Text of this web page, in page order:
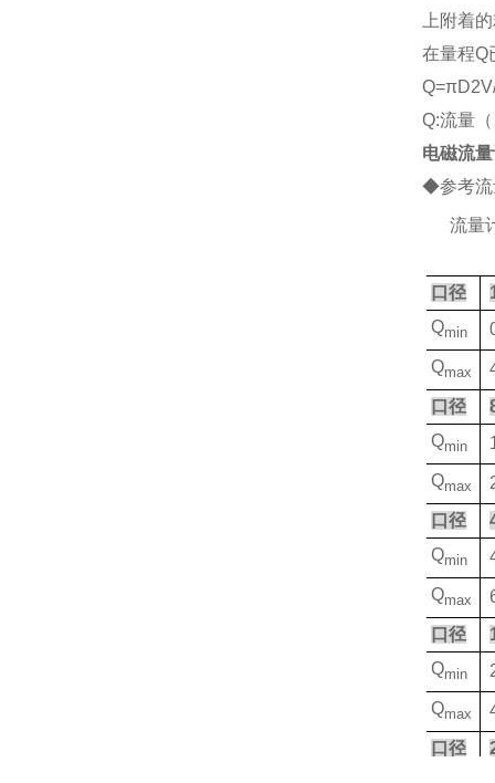
上附着
在量程Q
Q=
Q:流量
电磁流
◆参考流
流量
口径
Qmin
Qmax
口径
Qmin
Qmax
口径
Qmin
Qmax
口径
Qmin
Qmax
口径